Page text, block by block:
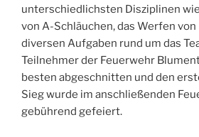
unterschiedlichsten Disziplinen
von A-Schläuchen, das Werfen
diversen Aufgaben rund um das
Teilnehmer der Feuerwehr
besten abgeschnitten und den
Sieg wurde im anschließenden
gebührend gefeiert.